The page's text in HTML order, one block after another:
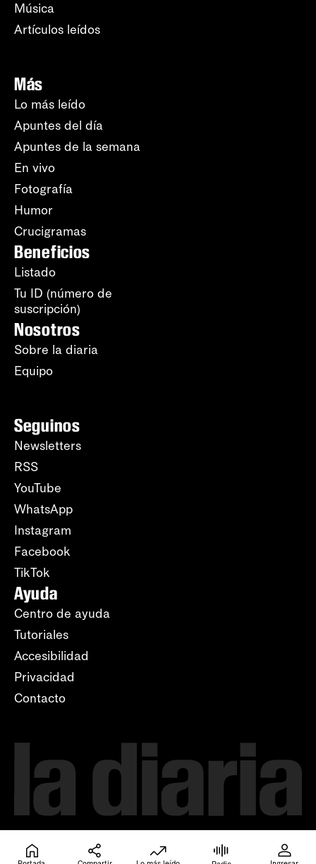
Música
Artículos leídos
Más
Lo más leído
Apuntes del día
Apuntes de la semana
En vivo
Fotografía
Humor
Crucigramas
Beneficios
Listado
Tu ID (número de
suscripción)
Nosotros
Sobre la diaria
Equipo
Seguinos
Newsletters
RSS
YouTube
WhatsApp
Instagram
Facebook
TikTok
Ayuda
Centro de ayuda
Tutoriales
Accesibilidad
Privacidad
Contacto